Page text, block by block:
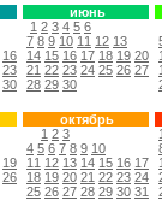
16
23
30
июнь
1 2 3 4 5 6
7 8 9 10 11 12 13
14 15 16 17 18 19 20
21 22 23 24 25 26 27
28 29 30
19
26
октябрь
1 2 3
4 5 6 7 8 9 10
11 12 13 14 15 16 17
18 19 20 21 22 23 24
25 26 27 28 29 30 31